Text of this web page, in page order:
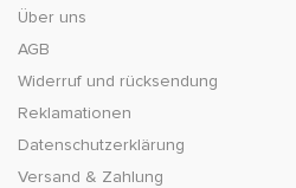
Über uns
AGB
Widerruf und rücksendung
Reklamationen
Datenschutzerklärung
Versand & Zahlung